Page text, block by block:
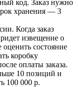
код. Заказ нужно
хранения — 3
Когда заказ
извещение о
состояние
коробку
оплаты заказа.
10 позиций и
100 000 р.